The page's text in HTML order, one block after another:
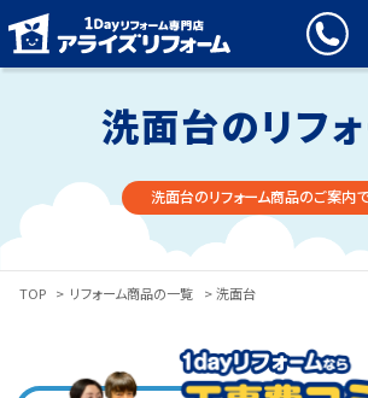
洗面台のリフ
洗面台のリフォーム商品のご案内で
TOP > リフォーム商品の一覧 > 洗面台